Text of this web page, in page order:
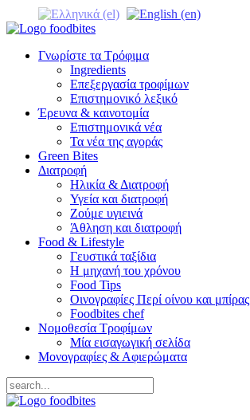
Γνωρίστε τα Τρόφιμα
Ingredients
Επεξεργασία τροφίμων
Επιστημονικό λεξικό
Έρευνα & καινοτομία
Επιστημονικά νέα
Τα νέα της αγοράς
Green Bites
Διατροφή
Ηλικία & Διατροφή
Υγεία και διατροφή
Ζούμε υγιεινά
Άθληση και διατροφή
Food & Lifestyle
Γευστικά ταξίδια
Η μηχανή του χρόνου
Food Tips
Οινογραφίες Περί οίνου και μπίρας
Foodbites chef
Νομοθεσία Τροφίμων
Μία εισαγωγική σελίδα
Μονογραφίες & Αφιερώματα